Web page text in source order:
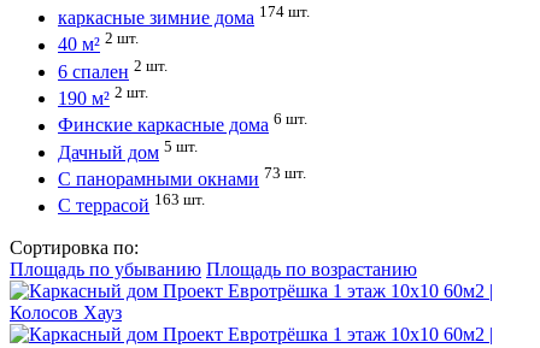
каркасные зимние дома 174 шт.
40 м² 2 шт.
6 спален 2 шт.
190 м² 2 шт.
Финские каркасные дома 6 шт.
Дачный дом 5 шт.
С панорамными окнами 73 шт.
С террасой 163 шт.
Сортировка по:
Площадь по убыванию Площадь по возрастанию